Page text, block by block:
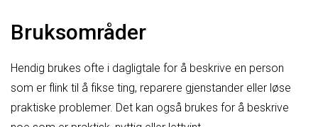
Bruksområder
Hendig brukes ofte i dagligtale for å beskrive en person
som er flink til å fikse ting, reparere gjenstander eller løse
praktiske problemer. Det kan også brukes for å beskrive